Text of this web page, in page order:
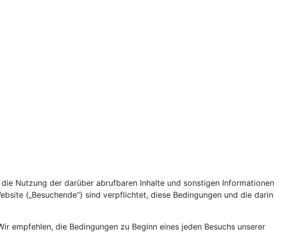
Nutzung der darüber abrufbaren Inhalte und sonstigen Informationen
(„Besuchende“) sind verpflichtet, diese Bedingungen und die darin
empfehlen, die Bedingungen zu Beginn eines jeden Besuchs unserer